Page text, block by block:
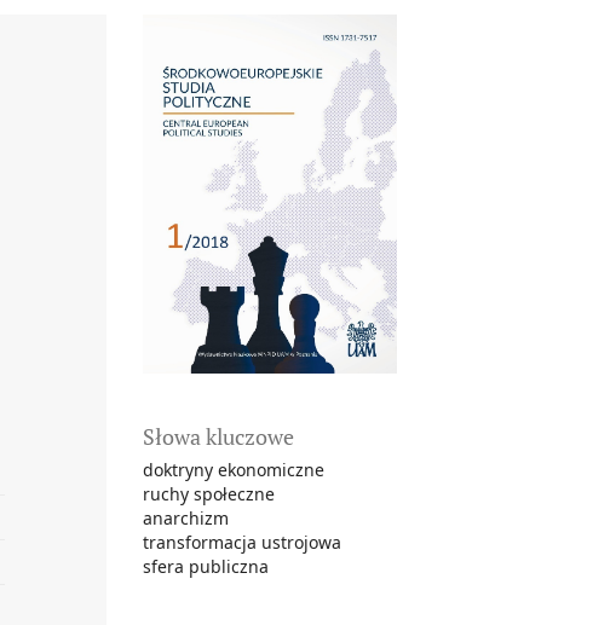
Słowa kluczowe
doktryny ekonomiczne
ruchy społeczne
anarchizm
transformacja ustrojowa
sfera publiczna